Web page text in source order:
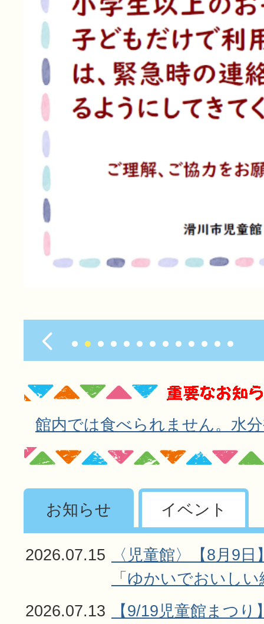
1 2 3 4 5 6 7 8 9 10 11 12
前へ
館内では食べられません。水
お知らせ イベント
2026.07.15
〈児童館〉【8月9
「ゆかいでおいし
2026.07.13
【9/19児童館まつ